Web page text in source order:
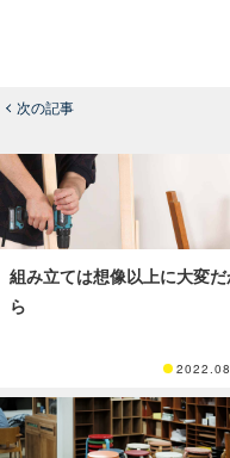
次の記事
組み立ては想像以上に大変
ら